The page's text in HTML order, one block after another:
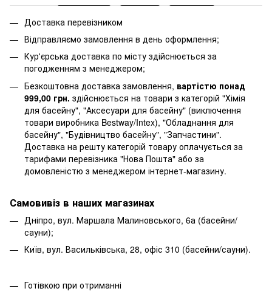
Доставка перевізником
Відправляємо замовлення в день оформлення;
Кур'єрська доставка по місту здійснюється за
погодженням з менеджером;
Безкоштовна доставка замовлення, вартістю понад
999,00 грн. здійснюється на товари з категорій "Хімія
для басейну", "Аксесуари для басейну" (виключення
товари виробника Bestway/Intex), "Обладнання для
басейну", "Будівництво басейну", "Запчастини".
Доставка на решту категорій товару оплачується за
тарифами перевізника "Нова Пошта" або за
домовленістю з менеджером інтернет-магазину.
Самовивіз в наших магазинах
Дніпро, вул. Маршала Малиновського, 6а (басейни/
сауни);
Київ, вул. Васильківська, 28, офіс 310 (басейни/сауни).
Готівкою при отриманні